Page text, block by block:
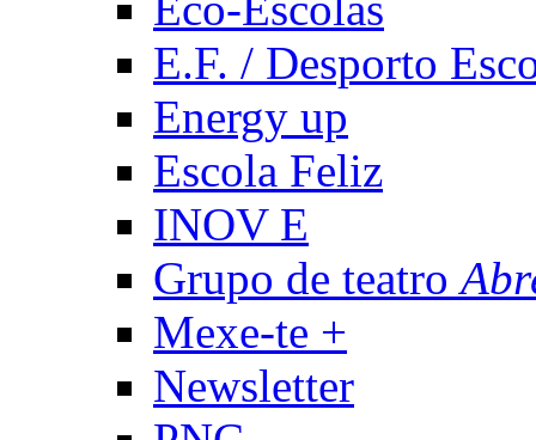
E.F. / Desporto
Energy up
Escola Feliz
INOV E
Grupo de teatro
Mexe-te +
Newsletter